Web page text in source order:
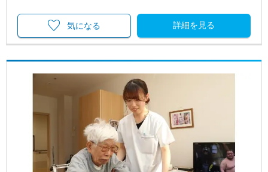
詳細を見る
気になる